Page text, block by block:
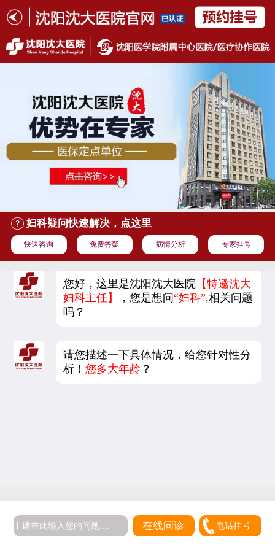
妇科疑问快速解决，点这里
快速咨询 免费答疑 病情分析 专家挂号
您好，这里是沈阳沈大医院 【特邀沈大
妇科主任】
，您是想问“妇科”,相关问题
吗？
请您描述一下具体情况，给您针对性分
析！您多大年龄 ？
在线问诊 电话挂号
5